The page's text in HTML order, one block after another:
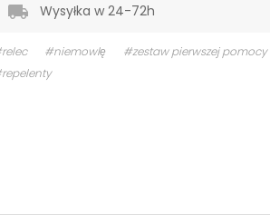
Wysyłka w 24-72h
#niemowlę
#zestaw pierwszej pomocy